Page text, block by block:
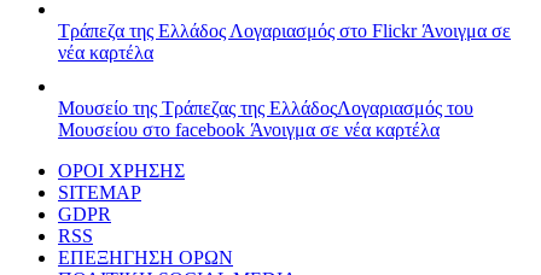
Τράπεζα της Ελλάδος Λογαριασμός στο FlickrΆνοιγμα σε
νέα καρτέλα
Μουσείο της Τράπεζας της ΕλλάδοςΛογαριασμός του
Μουσείου στο facebook Άνοιγμα σε νέα καρτέλα
ΟΡΟΙ ΧΡΗΣΗΣ
SITEMAP
GDPR
RSS
ΕΠΕΞΗΓΗΣΗ ΟΡΩΝ